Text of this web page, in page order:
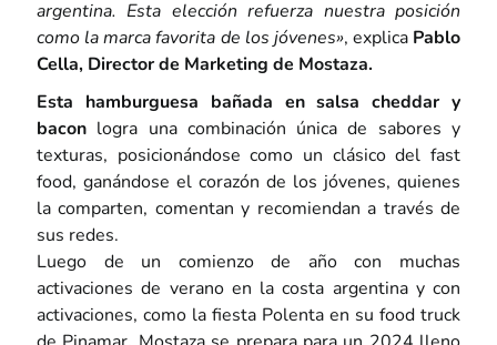
argentina. Esta elección refuerza nuestra posición
como la marca favorita de los jóvenes», explica Pablo
Cella, Director de Marketing de Mostaza.
Esta hamburguesa bañada en salsa cheddar y
bacon logra una combinación única de sabores y
texturas, posicionándose como un clásico del fast
food, ganándose el corazón de los jóvenes, quienes
la comparten, comentan y recomiendan a través de
sus redes.
Luego de un comienzo de año con muchas
activaciones de verano en la costa argentina y con
activaciones, como la fiesta Polenta en su food truck